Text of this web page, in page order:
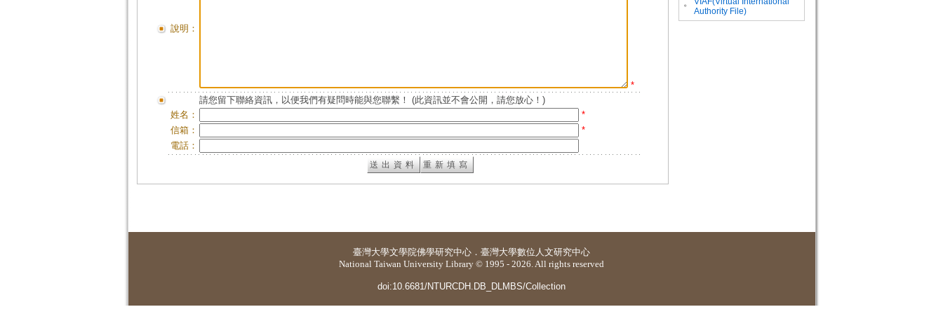
說明：
*
請您留下聯絡資訊，以便我們有疑問時能與您聯繫！ (此資訊並不會公開，請您放心！)
姓名：
*
信箱：
*
電話：
。
Authority File)
臺灣大學文學院佛學研究中心 ． 臺灣大學數位人文研究中心
National Taiwan University Library © 1995 - 2026. All rights reserved
doi:10.6681/NTURCDH.DB_DLMBS/Collection